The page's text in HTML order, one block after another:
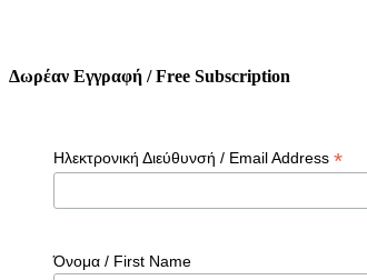
Δωρέαν Εγγραφή / Free Subscription
Ηλεκτρονική Διεύθυνσή / Email Address *
Όνομα / First Name